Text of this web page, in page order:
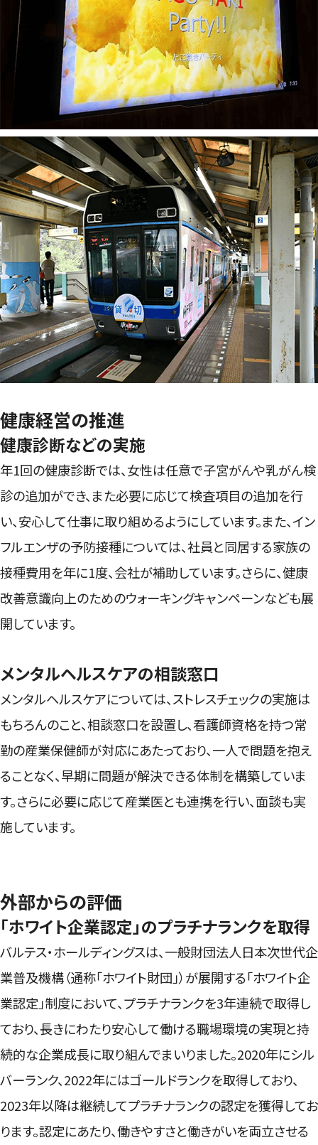
健康経営の推進
健康診断などの実施
年1回の健康診断では、女性は任意で子宮がんや乳がん検
診の追加ができ、また必要に応じて検査項目の追加を行
い、安心して仕事に取り組めるようにしています。また、イン
フルエンザの予防接種については、社員と同居する家族の
接種費用を年に1度、会社が補助しています。さらに、健康
改善意識向上のためのウォーキングキャンペーンなども展
開しています。
メンタルヘルスケアの相談窓口
メンタルヘルスケアについては、ストレスチェックの実施は
もちろんのこと、相談窓口を設置し、看護師資格を持つ常
勤の産業保健師が対応にあたっており、一人で問題を抱え
ることなく、早期に問題が解決できる体制を構築していま
す。さらに必要に応じて産業医とも連携を行い、面談も実
施しています。
外部からの評価
「ホワイト企業認定」のプラチナランクを取得
バルテス・ホールディングスは、一般財団法人日本次世代企
業普及機構（通称「ホワイト財団」）が展開する「ホワイト企
業認定」制度において、プラチナランクを3年連続で取得し
ており、長きにわたり安心して働ける職場環境の実現と持
続的な企業成長に取り組んでまいりました。2020年にシル
バーランク、2022年にはゴールドランクを取得しており、
2023年以降は継続してプラチナランクの認定を獲得してお
ります。認定にあたり、働きやすさと働きがいを両立させる